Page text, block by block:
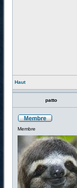
Haut
patto
Membre